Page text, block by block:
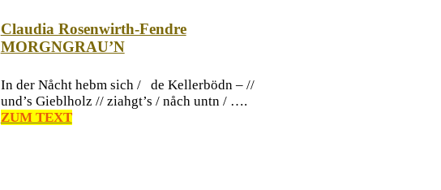
Claudia Rosenwirth-Fendre
MORGNGRAU’N
In der Nåcht hebm sich / de Kellerbödn – //
und’s Gieblholz // ziahgt’s / nåch untn / ….
ZUM TEXT